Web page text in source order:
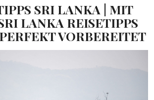
SRI LANKA | MIT
LANKA REISETIPPS
VORBEREITET